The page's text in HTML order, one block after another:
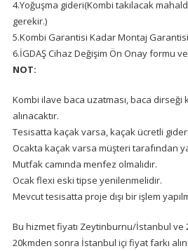
4.Yoğuşma gideri(Kombi takılacak
gerekir.)
5.Kombi Garantisi Kadar Montaj Garantisi
6.İGDAŞ Cihaz Değişim Ön Onay formu
NOT:
Kombi ilave baca uzatması, baca dirseği
alınacaktır.
Tesisatta kaçak varsa, kaçak ücretli
Ocakta kaçak varsa müşteri tarafından
Mutfak camında menfez olmalıdır.
Ocak flexi eski tipse yenilenmelidir.
Mevcut tesisatta proje dışı bir işlem
Bu hizmet fiyatı Zeytinburnu/İstanbul ve
20kmden sonra İstanbul içi fiyat farkı